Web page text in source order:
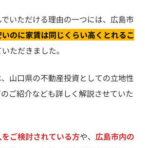
いただける理由の一つには、広島市
いのに家賃は同じくらい高くとれるこ
ただきました。
山口県の不動産投資としての立地性
ご紹介なども詳しく解説させていた
ご検討されている方や、 広島市内の